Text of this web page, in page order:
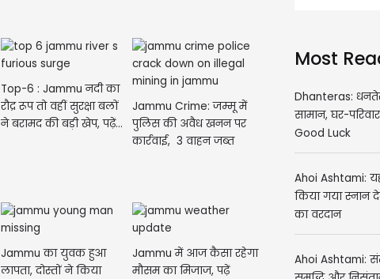
Top-6 : Jammu नदी का
रौद्र रूप तो वहीं सुरक्षा बलों
ने बरामद की बड़ी खेप, पढ़ें...
Jammu Crime: जम्मू में
पुलिस की अवैध खनन पर
कार्रवाई, 3 वाहन जब्त
Jammu का युवक हुआ
लापता, दोस्तों ने किया
Jammu में आज कैसा रहेगा
मौसम का मिजाज, पढ़ें
Most
Dhanteras:
सामान, घर-
Ahoi Ashtami:
किया गया स्नान